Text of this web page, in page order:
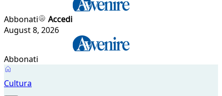
Abbonati
Accedi
August 8, 2026
Abbonati
Cultura